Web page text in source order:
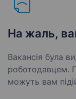
На жаль,
Вакансія була
роботодавцем.
можуть вам